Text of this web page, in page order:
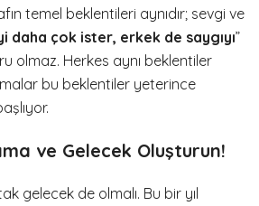
temel beklentileri aynıdır; sevgi ve
daha çok ister, erkek de saygıyı”
olmaz. Herkes aynı beklentiler
bu beklentiler yeterince
ve Gelecek Oluşturun!
gelecek de olmalı. Bu bir yıl